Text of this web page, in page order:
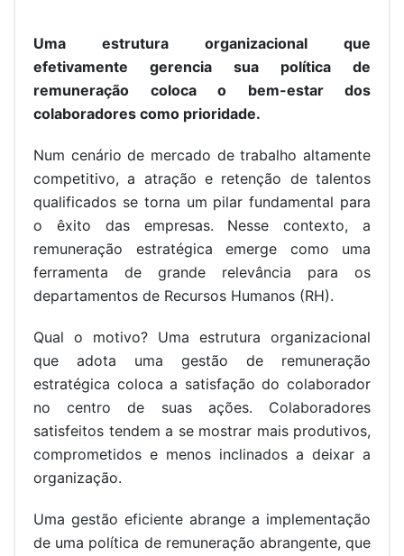
Uma estrutura organizacional que
efetivamente gerencia sua política de
remuneração coloca o bem-estar dos
colaboradores como prioridade.
Num cenário de mercado de trabalho altamente
competitivo, a atração e retenção de talentos
qualificados se torna um pilar fundamental para
o êxito das empresas. Nesse contexto, a
remuneração estratégica emerge como uma
ferramenta de grande relevância para os
departamentos de Recursos Humanos (RH).
Qual o motivo? Uma estrutura organizacional
que adota uma gestão de remuneração
estratégica coloca a satisfação do colaborador
no centro de suas ações. Colaboradores
satisfeitos tendem a se mostrar mais produtivos,
comprometidos e menos inclinados a deixar a
organização.
Uma gestão eficiente abrange a implementação
de uma política de remuneração abrangente, que